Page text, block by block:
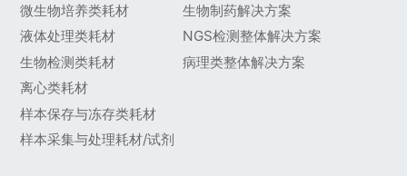
微生物培养类耗材
液体处理类耗材
生物检测类耗材
离心类耗材
样本保存与冻存类耗材
样本采集与处理耗材/试剂
生物制药解决方案
NGS检测整体解决方案
病理类整体解决方案